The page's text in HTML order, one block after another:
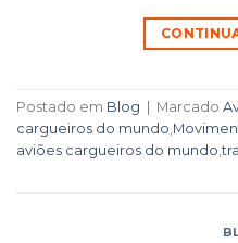
Postado em Blog Marcado
cargueiros do mundo
aviões cargueiros do mundo ,